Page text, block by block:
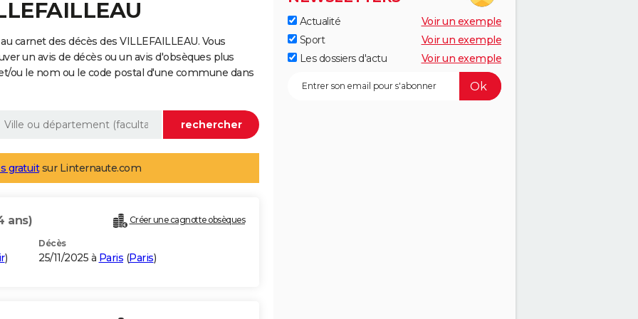
carnet des décès des VILLEFAILLEAU. Vous
un avis de décès ou un avis d'obsèques plus
ou le nom ou le code postal d'une commune dans
gratuitsur Linternaute.com
ans) Créer une cagnotte obsèques
)
Décès
25/11/2025 à Paris (Paris)
Actualité
Voir un exemple
Sport
Voir un exemple
Les dossiers d'actu
Voir un exemple